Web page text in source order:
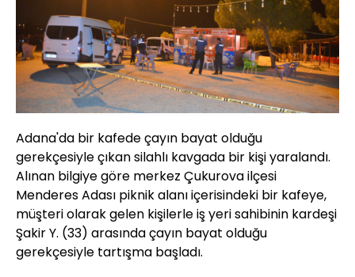
Adana'da bir kafede çayın bayat olduğu
gerekçesiyle çıkan silahlı kavgada bir kişi yaralandı.
Alınan bilgiye göre merkez Çukurova ilçesi
Menderes Adası piknik alanı içerisindeki bir kafeye,
müşteri olarak gelen kişilerle iş yeri sahibinin kardeşi
Şakir Y. (33) arasında çayın bayat olduğu
gerekçesiyle tartışma başladı.